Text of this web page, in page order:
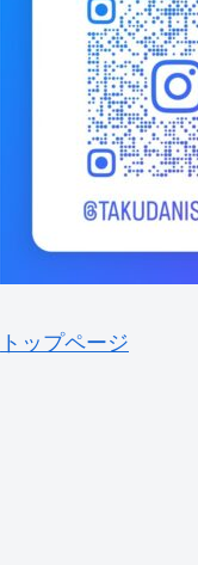
トップページ